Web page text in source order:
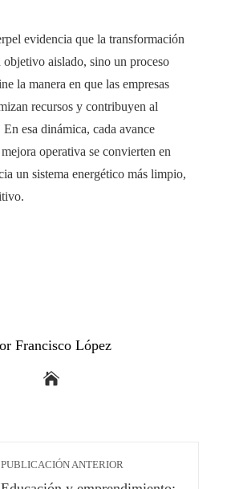
evidencia que la transformación
objetivo aislado, sino un proceso
la manera en que las empresas
recursos y contribuyen al
esa dinámica, cada avance
operativa se convierten en
un sistema energético más limpio,
Francisco López
PUBLICACIÓN ANTERIOR